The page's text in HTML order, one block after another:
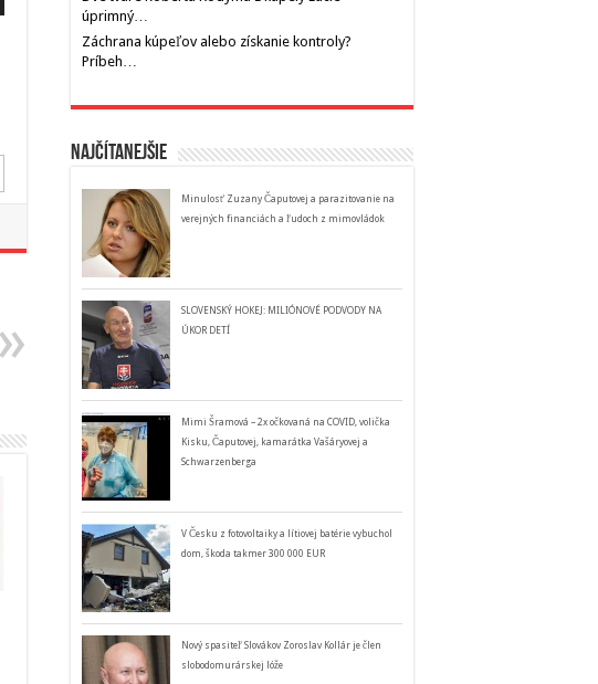
úprimný…
Záchrana kúpeľov alebo získanie kontroly?
Príbeh…
Najčítanejšie
Minulosť Zuzany Čaputovej a parazitovanie na
verejných financiách a ľudoch z mimovládok
SLOVENSKÝ HOKEJ: MILIÓNOVÉ PODVODY NA
ÚKOR DETÍ
Mimi Šramová – 2x očkovaná na COVID, volička
Kisku, Čaputovej, kamarátka Vašáryovej a
Schwarzenberga
V Česku z fotovoltaiky a lítiovej batérie vybuchol
dom, škoda takmer 300 000 EUR
Nový spasiteľ Slovákov Zoroslav Kollár je člen
slobodomurárskej lóže